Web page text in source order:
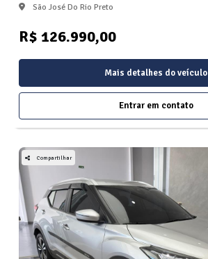
São José Do Rio Preto
R$ 126.990,00
Mais detalhes do veículo
Entrar em contato
Compartilhar